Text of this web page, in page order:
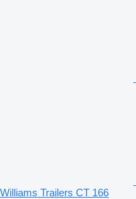
Williams Trailers CT 166